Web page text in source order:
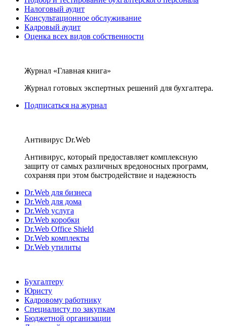
Налоговый аудит
Консультационное обслуживание
Кадровый аудит
Оценка всех видов собственности
Журнал «Главная книга»
Журнал готовых экспертных решений для бухгалтера.
Подписаться на журнал
Антивирус Dr.Web
Антивирус, который предоставляет комплексную
защиту от самых различных вредоносных программ,
сохраняя при этом быстродействие и надежность
Dr.Web для бизнеса
Dr.Web для дома
Dr.Web услуга
Dr.Web коробки
Dr.Web Office Shield
Dr.Web комплекты
Dr.Web утилиты
Бухгалтеру
Юристу
Кадровому работнику
Специалисту по закупкам
Бюджетной организации